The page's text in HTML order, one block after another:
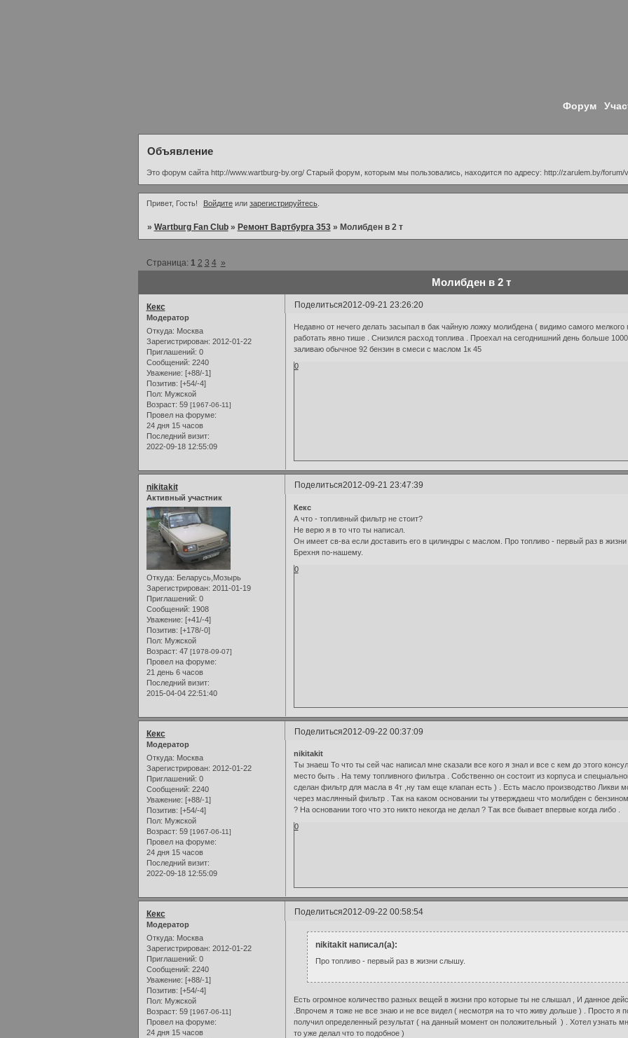
Форум
Объявление
Это форум сайта http://www.wartburg-by.org/ Старый форум, которым мы пользовались, находится по адресу: http://zarulem.by/forum/
Привет, Гость! Войдите или зарегистрируйтесь
» Wartburg Fan Club » Ремонт Вартбурга 353 » Молибден в 2 т
Молибден в 2 т
Страница: 1 2 3 4 »
Поделиться2012-09-21 23:26:20
Кекс
Модератор
Откуда: Москва
Зарегистрирован: 2012-01-22
Приглашений: 0
Сообщений: 2240
Уважение: [+88/-1]
Позитив: [+54/-4]
Пол: Мужской
Возраст: 59 [1967-06-11]
Провел на форуме:
24 дня 15 часов
Последний визит:
2022-09-18 12:55:09
Недавно от нечего делать засыпал в бак чайную ложку молибдена ( видимо самого
работать явно тише . Снизился расход топлива . Проехал на сегоднишний день больше
заливаю обычное 92 бензин в смеси с маслом 1к 45
0
Поделиться2012-09-21 23:47:39
nikitakit
Активный участник
Откуда: Беларусь,Мозырь
Зарегистрирован: 2011-01-19
Приглашений: 0
Сообщений: 1908
Уважение: [+41/-4]
Позитив: [+178/-0]
Пол: Мужской
Возраст: 47 [1978-09-07]
Провел на форуме:
21 день 6 часов
Последний визит:
2015-04-04 22:51:40
Кекс
А что - топливный фильтр не стоит?
Не верю я в то что ты написал.
Он имеет св-ва если доставить его в цилиндры с маслом. Про топливо - первый раз в
Брехня по-нашему.
0
Поделиться2012-09-22 00:37:09
Кекс
Модератор
Откуда: Москва
Зарегистрирован: 2012-01-22
Приглашений: 0
Сообщений: 2240
Уважение: [+88/-1]
Позитив: [+54/-4]
Пол: Мужской
Возраст: 59 [1967-06-11]
Провел на форуме:
24 дня 15 часов
Последний визит:
2022-09-18 12:55:09
nikitakit
Ты знаеш То что ты сей час написал мне сказали все кого я знал и все с кем до этого
место быть . На тему топливного фильтра . Собственно он состоит из корпуса и
сделан фильтр для масла в 4т ,ну там еще клапан есть ) . Есть масло производство Ликви
через маслянный фильтр . Так на каком основании ты утверждаеш что молибден с
? На основании того что это никто некогда не делал ? Так все бывает впервые когда либо .
0
Поделиться2012-09-22 00:58:54
Кекс
Модератор
Откуда: Москва
Зарегистрирован: 2012-01-22
Приглашений: 0
Сообщений: 2240
Уважение: [+88/-1]
Позитив: [+54/-4]
Пол: Мужской
Возраст: 59 [1967-06-11]
Провел на форуме:
24 дня 15 часов
nikitakit написал(а):
Про топливо - первый раз в жизни слышу.
Есть огромное количество разных вещей в жизни про которые ты не слышал , И данное
.Впрочем я тоже не все знаю и не все видел ( несмотря на то что живу дольше ) . Просто я
получил определенный результат ( на данный момент он положительный ) . Хотел узнать
то уже делал что то подобное )